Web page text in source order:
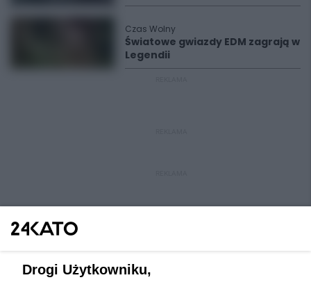
Czas Wolny
Światowe gwiazdy EDM zagrają w
Legendii
Drogi Użytkowniku,